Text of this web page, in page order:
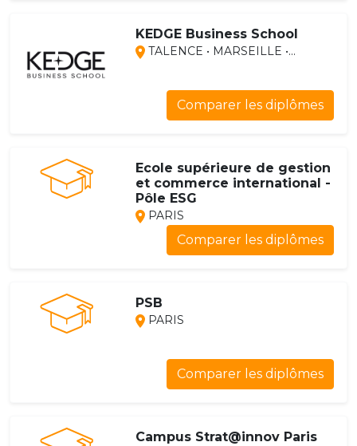
KEDGE Business School
TALENCE • MARSEILLE •...
Comparer les diplômes
Ecole supérieure de gestion
et commerce international -
Pôle ESG
PARIS
Comparer les diplômes
PSB
PARIS
Comparer les diplômes
Campus Strat@innov Paris